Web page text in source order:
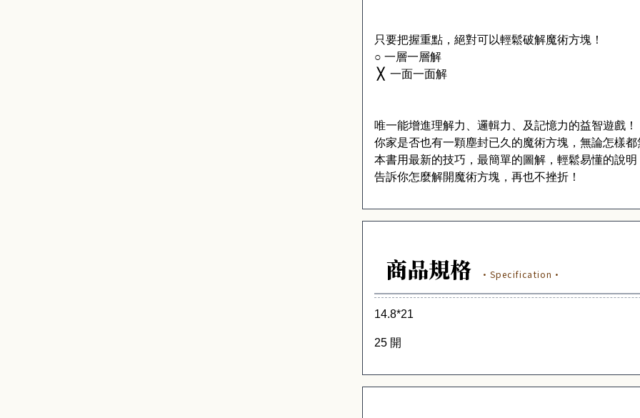
只要把握重點，絕對可以輕鬆破解魔術方塊！
○ 一層一層解
╳ 一面一面解
唯一能增進理解力、邏輯力、及記憶力的益智遊戲！
你家是否也有一顆塵封已久的魔術方塊，無論怎樣
本書用最新的技巧，最簡單的圖解，輕鬆易懂的說明
告訴你怎麼解開魔術方塊，再也不挫折！
商品規格 ·Specification·
14.8*21
25 開